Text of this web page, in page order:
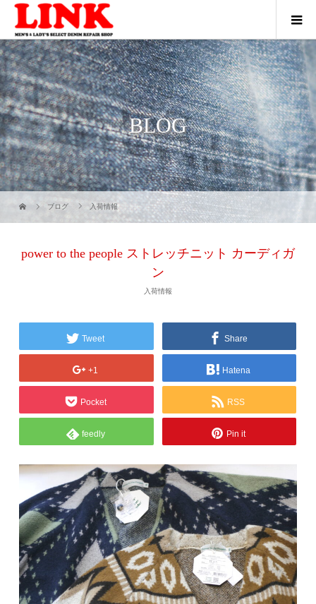
BLOG
ブログ 入荷情報
power to the people ストレッチニット カーディガ
ン
入荷情報
Tweet Share
+1 Hatena
Pocket RSS
feedly Pin it